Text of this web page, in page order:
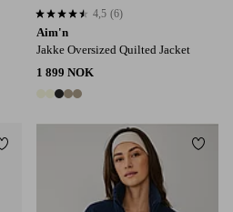
Aim'n
Jakke Oversized Quilted Jacket
1 899 NOK
5 farger
4,5 basert på 6 karaktergivninger
4,5 (6)
Legg til favoritter